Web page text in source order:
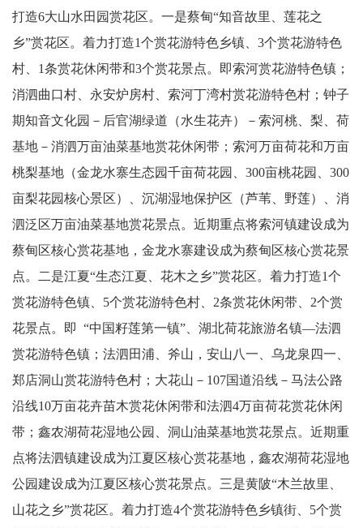
打造6大山水田园赏花区。一是蔡甸“知音故里、莲花之
乡”赏花区。着力打造1个赏花游特色乡镇、3个赏花游特色
村、1条赏花休闲带和3个赏花景点。即索河赏花游特色镇；
消泗曲口村、永安炉房村、索河丁湾村赏花游特色村；钟子
期知音文化园－后官湖绿道（水生花卉）－索河桃、梨、荷
基地－消泗万亩油菜基地赏花休闲带；索河万亩荷花和万亩
桃梨基地（金龙水寨生态园千亩荷花园、300亩桃花园、300
亩梨花园核心景区）、沉湖湿地保护区（芦苇、野莲）、消
泗泛区万亩油菜基地赏花景点。近期重点将索河镇建设成为
蔡甸区核心赏花基地，金龙水寨建设成为蔡甸区核心赏花景
点。二是江夏“生态江夏、花木之乡”赏花区。着力打造1个
赏花游特色镇、5个赏花游特色村、2条赏花休闲带、2个赏
花景点。即 “中国籽莲第一镇”、湖北荷花旅游名镇—法泗
赏花游特色镇；法泗田浦、斧山，安山八一、乌龙泉四一、
郑店洞山赏花游特色村；大花山－107国道沿线－马法公路
沿线10万亩花卉苗木赏花休闲带和法泗4万亩荷花赏花休闲
带；鑫农湖荷花湿地公园、洞山油菜基地赏花景点。近期重
点将法泗镇建设成为江夏区核心赏花基地，鑫农湖荷花湿地
公园建设成为江夏区核心赏花景点。三是黄陂“木兰故里、
山花之乡”赏花区。着力打造4个赏花游特色乡镇街、5个赏